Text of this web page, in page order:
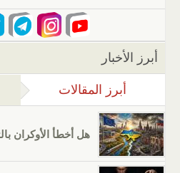
أبرز الأخبار
أبرز المقالات (علامة
هل أخطأ الأوكران